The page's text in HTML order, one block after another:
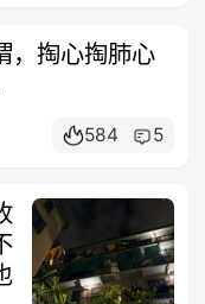
，掏心掏肺心
584 5